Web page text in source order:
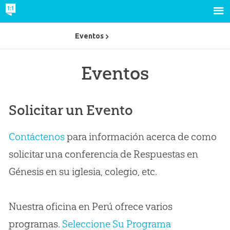
Eventos
Solicitar un Evento
Contáctenospara información acerca de como
solicitar una conferencia de Respuestas en
Génesis en su iglesia, colegio, etc.
Nuestra oficina en Perú ofrece varios
programas. Seleccione Su Programa
Eventos